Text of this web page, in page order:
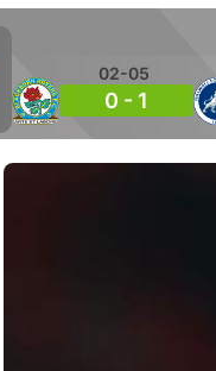
02-05
0 - 1